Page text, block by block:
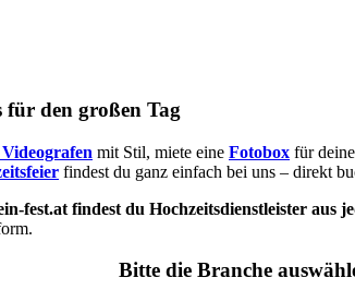
für den großen Tag
mit Stil, miete eine Fotobox für
findest du ganz einfach bei uns – direkt
fest.at findest du Hochzeitsdienstleister aus
Bitte die Branche